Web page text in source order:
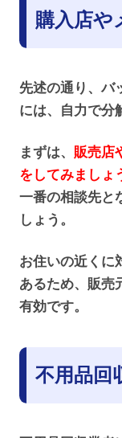
購入店や
先述の通り、バ
には、自力で分
まずは、 販売店
をしてみましょ
一番の相談先と
しょう。
お住いの近くに
あるため、販売
有効です。
不用品回